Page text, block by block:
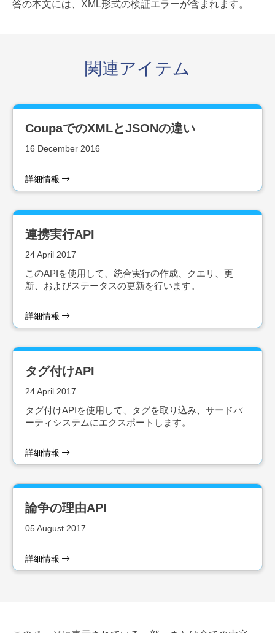
答の本文には、XML形式の検証エラーが含まれます。
関連アイテム
CoupaでのXMLとJSONの違い
16 December 2016
詳細情報
連携実行API
24 April 2017
このAPIを使用して、統合実行の作成、クエリ、更
新、およびステータスの更新を行います。
詳細情報
タグ付けAPI
24 April 2017
タグ付けAPIを使用して、タグを取り込み、サードパ
ーティシステムにエクスポートします。
詳細情報
論争の理由API
05 August 2017
詳細情報